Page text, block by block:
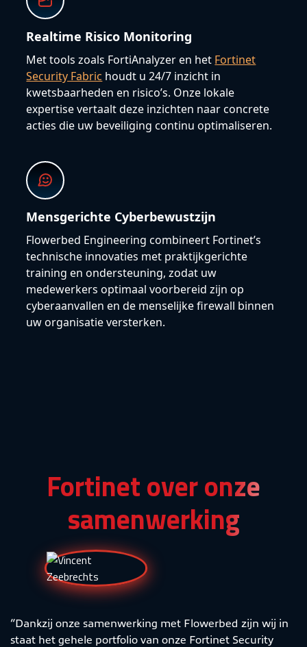
Realtime Risico Monitoring
Met tools zoals FortiAnalyzer en het Fortinet
Security Fabric houdt u 24/7 inzicht in
kwetsbaarheden en risico’s. Onze lokale
expertise vertaalt deze inzichten naar concrete
acties die uw beveiliging continu optimaliseren.
Mensgerichte Cyberbewustzijn
Flowerbed Engineering combineert Fortinet’s
technische innovaties met praktijkgerichte
training en ondersteuning, zodat uw
medewerkers optimaal voorbereid zijn op
cyberaanvallen en de menselijke firewall binnen
uw organisatie versterken.
Fortinet over onze
samenwerking
“Dankzij onze samenwerking met Flowerbed zijn wij in
staat het gehele portfolio van onze Fortinet Security